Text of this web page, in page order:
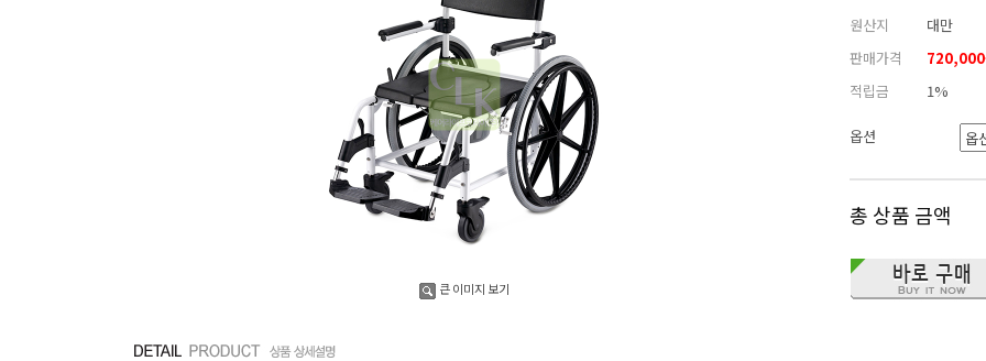
큰 이미지 보기
원산지
대만
판매가격
적립금
1%
옵션
총 상품 금액